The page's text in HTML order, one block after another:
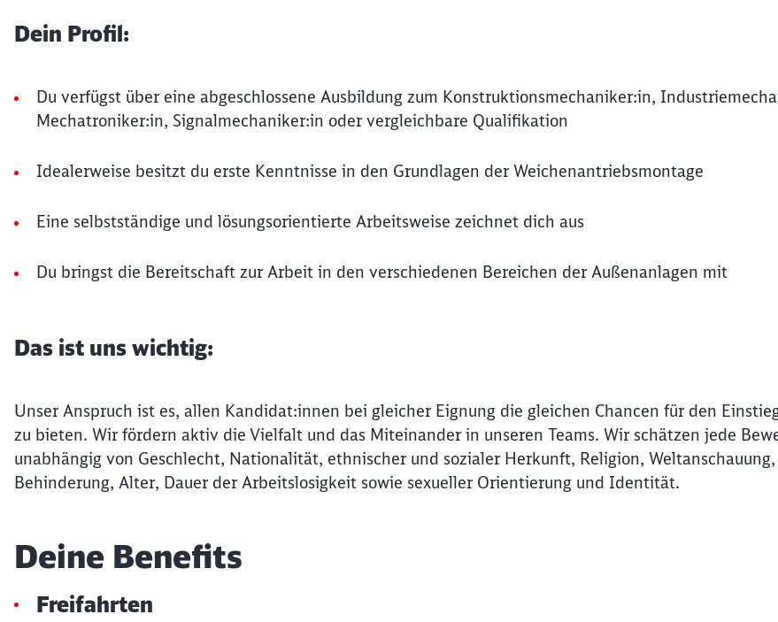
Dein Profil:
Du verfügst über eine abgeschlossene Ausbildung zum Konstruktionsmechaniker:in,
Mechatroniker:in, Signalmechaniker:in oder vergleichbare Qualifikation
Idealerweise besitzt du erste Kenntnisse in den Grundlagen der Weichenantriebsmontage
Eine selbstständige und lösungsorientierte Arbeitsweise zeichnet dich aus
Du bringst die Bereitschaft zur Arbeit in den verschiedenen Bereichen der Außenanlagen mit
Das ist uns wichtig:
Unser Anspruch ist es, allen Kandidat:innen bei gleicher Eignung die gleichen Chancen für den
zu bieten. Wir fördern aktiv die Vielfalt und das Miteinander in unseren Teams. Wir schätzen jede
unabhängig von Geschlecht, Nationalität, ethnischer und sozialer Herkunft, Religion, Weltanschauung,
Behinderung, Alter, Dauer der Arbeitslosigkeit sowie sexueller Orientierung und Identität.
Deine Benefits
Freifahrten